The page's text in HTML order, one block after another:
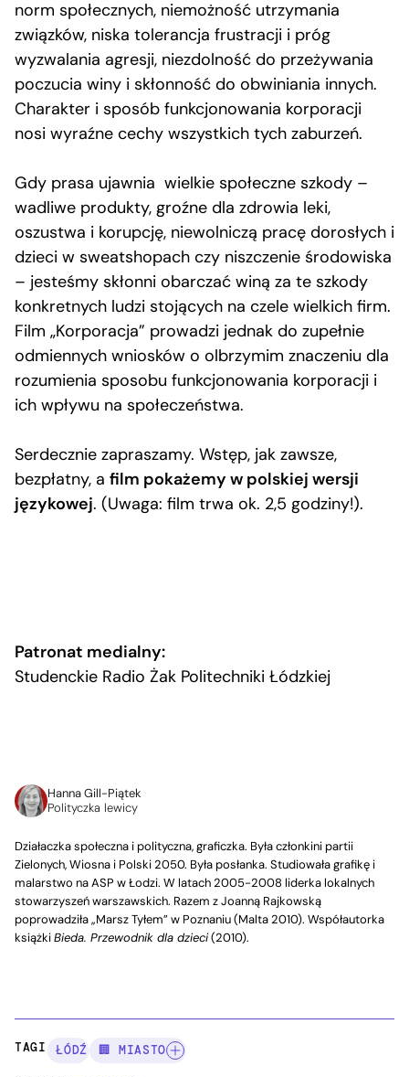
norm społecznych, niemożność utrzymania
związków, niska tolerancja frustracji i próg
wyzwalania agresji, niezdolność do przeżywania
poczucia winy i skłonność do obwiniania innych.
Charakter i sposób funkcjonowania korporacji
nosi wyraźne cechy wszystkich tych zaburzeń.
Gdy prasa ujawnia wielkie społeczne szkody –
wadliwe produkty, groźne dla zdrowia leki,
oszustwa i korupcję, niewolniczą pracę dorosłych i
dzieci w sweatshopach czy niszczenie środowiska
– jesteśmy skłonni obarczać winą za te szkody
konkretnych ludzi stojących na czele wielkich firm.
Film „Korporacja” prowadzi jednak do zupełnie
odmiennych wniosków o olbrzymim znaczeniu dla
rozumienia sposobu funkcjonowania korporacji i
ich wpływu na społeczeństwa.
Serdecznie zapraszamy. Wstęp, jak zawsze,
bezpłatny, a film pokażemy w polskiej wersji
językowej. (Uwaga: film trwa ok. 2,5 godziny!).
Patronat medialny:
Studenckie Radio Żak Politechniki Łódzkiej
Hanna Gill-Piątek
Polityczka lewicy
Działaczka społeczna i polityczna, graficzka. Była członkini partii
Zielonych, Wiosna i Polski 2050. Była posłanka. Studiowała grafikę i
malarstwo na ASP w Łodzi. W latach 2005-2008 liderka lokalnych
stowarzyszeń warszawskich. Razem z Joanną Rajkowską
poprowadziła „Marsz Tyłem” w Poznaniu (Malta 2010). Współautorka
książkiBieda. Przewodnik dla dzieci(2010).
TAGI: ŁÓDŹ 🏢 MIASTO